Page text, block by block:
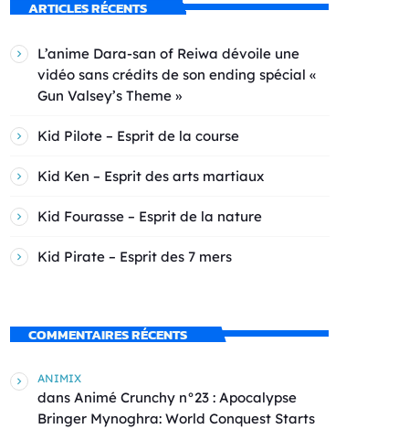
ARTICLES RÉCENTS
L’anime Dara-san of Reiwa dévoile une
vidéo sans crédits de son ending spécial «
Gun Valsey’s Theme »
Kid Pilote – Esprit de la course
Kid Ken – Esprit des arts martiaux
Kid Fourasse – Esprit de la nature
Kid Pirate – Esprit des 7 mers
COMMENTAIRES RÉCENTS
ANIMIX
dans Animé Crunchy n°23 : Apocalypse
Bringer Mynoghra: World Conquest Starts